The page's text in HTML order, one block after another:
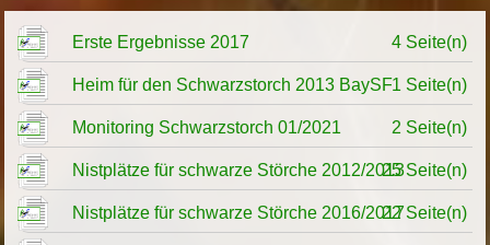
Erste Ergebnisse 2017 4 Seite(n)
Heim für den Schwarzstorch 2013 BaySF1 Seite(n)
Monitoring Schwarzstorch 01/2021 2 Seite(n)
Nistplätze für schwarze Störche 2012/201325 Seite(n)
Nistplätze für schwarze Störche 2016/201722 Seite(n)